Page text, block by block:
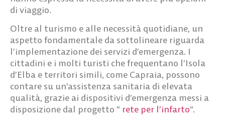
di viaggio.
Oltre al turismo e alle necessità quotidiane, un
aspetto fondamentale da sottolineare riguarda
l’implementazione dei servizi d’emergenza. I
cittadini e i molti turisti che frequentano l’Isola
d’Elba e territori simili, come Capraia, possono
contare su un’assistenza sanitaria di elevata
qualità, grazie ai dispositivi d’emergenza messi a
disposizione dal progetto “ rete per l’infarto“.